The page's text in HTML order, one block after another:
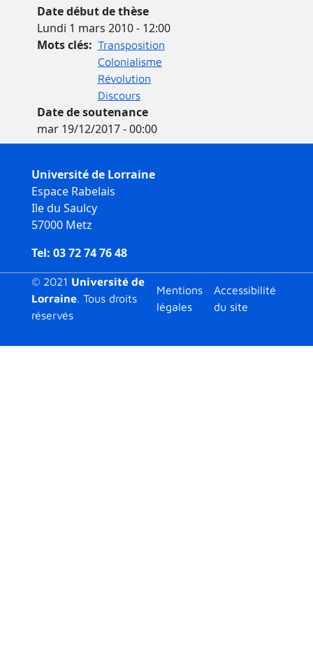
Date début de thèse
Lundi 1 mars 2010 - 12:00
Mots clés
Transposition
Colonialisme
Révolution
Discours
Date de soutenance
mar 19/12/2017 - 00:00
Université de Lorraine
Espace Rabelais
Ile du Saulcy
57000 Metz
Tel: 03 72 74 76 48
© 2021 Université de
Lorraine. Tous droits
réservés
Menu bas
Mentions
légales
Accessibilité
du site